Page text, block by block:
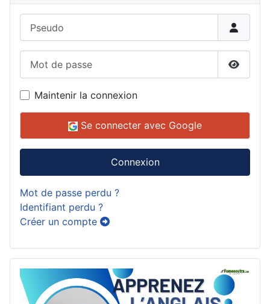
Maintenir la connexion
Se connecter avec Google
Connexion
Mot de passe perdu ?
Identifiant perdu ?
Créer un compte